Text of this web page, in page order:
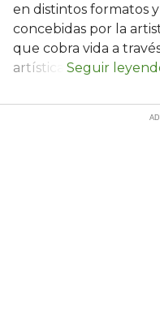
en distintos formatos
concebidas por la
que cobra vida a
artística.